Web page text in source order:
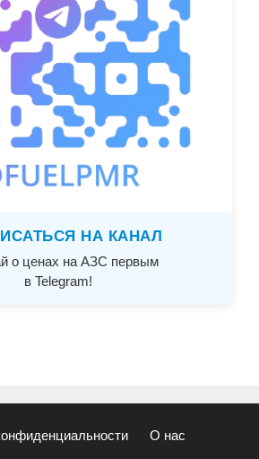
НА КАНАЛ
о ценах на АЗС первым
в Telegram!
О нас